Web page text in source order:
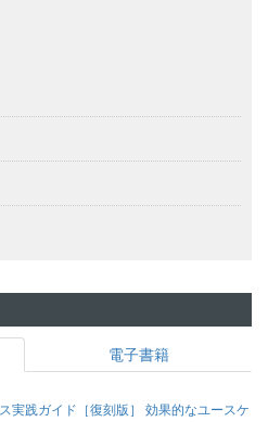
電子書籍
実践ガイド［復刻版］ 効果的なユースケ